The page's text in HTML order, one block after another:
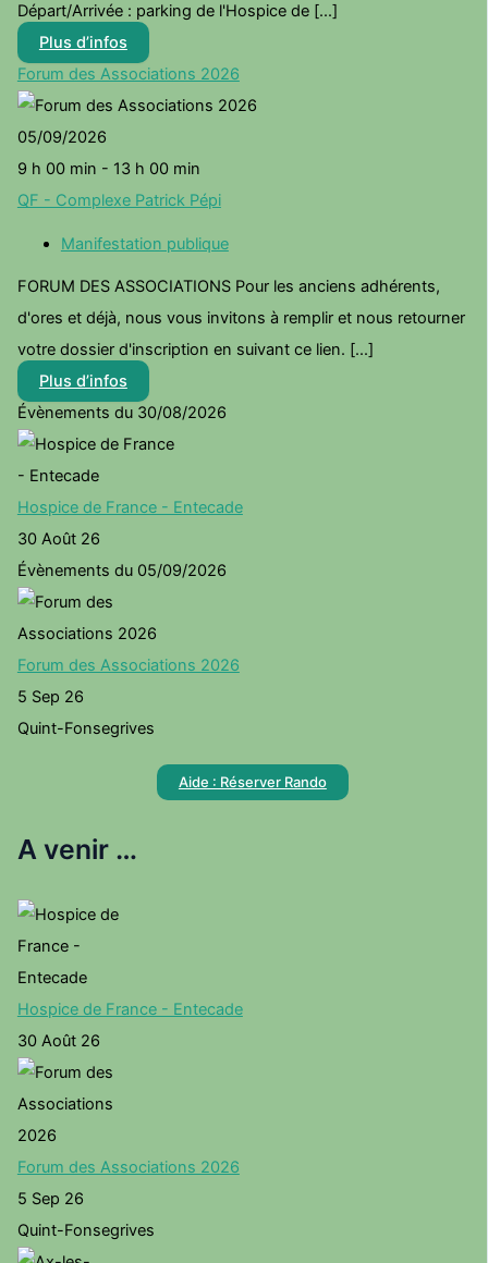
Départ/Arrivée : parking de l'Hospice de [...]
Plus d’infos
Forum des Associations 2026
05/09/2026
9 h 00 min - 13 h 00 min
QF - Complexe Patrick Pépi
Manifestation publique
FORUM DES ASSOCIATIONS Pour les anciens adhérents,
d'ores et déjà, nous vous invitons à remplir et nous retourner
votre dossier d'inscription en suivant ce lien. [...]
Plus d’infos
Évènements du 30/08/2026
Hospice de France - Entecade
30 Août 26
Évènements du 05/09/2026
Forum des Associations 2026
5 Sep 26
Quint-Fonsegrives
Aide : Réserver Rando
A venir …
Hospice de France - Entecade
30 Août 26
Forum des Associations 2026
5 Sep 26
Quint-Fonsegrives